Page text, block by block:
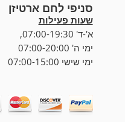
סניפי לחם ארטיזן
שעות פעילות
א'-ד' 07:00-19:30,
ימי ה' 07:00-20:00
ימי שישי 07:00-15:00